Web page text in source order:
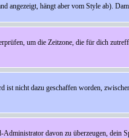
angezeigt, hängt aber vom Style ab).
um die Zeitzone, die für dich
nicht dazu geschaffen worden,
davon zu überzeugen, dein